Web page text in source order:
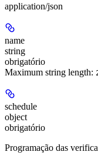
application/json
name
string
obrigatório
Maximum string length:
schedule
object
obrigatório
Programação das